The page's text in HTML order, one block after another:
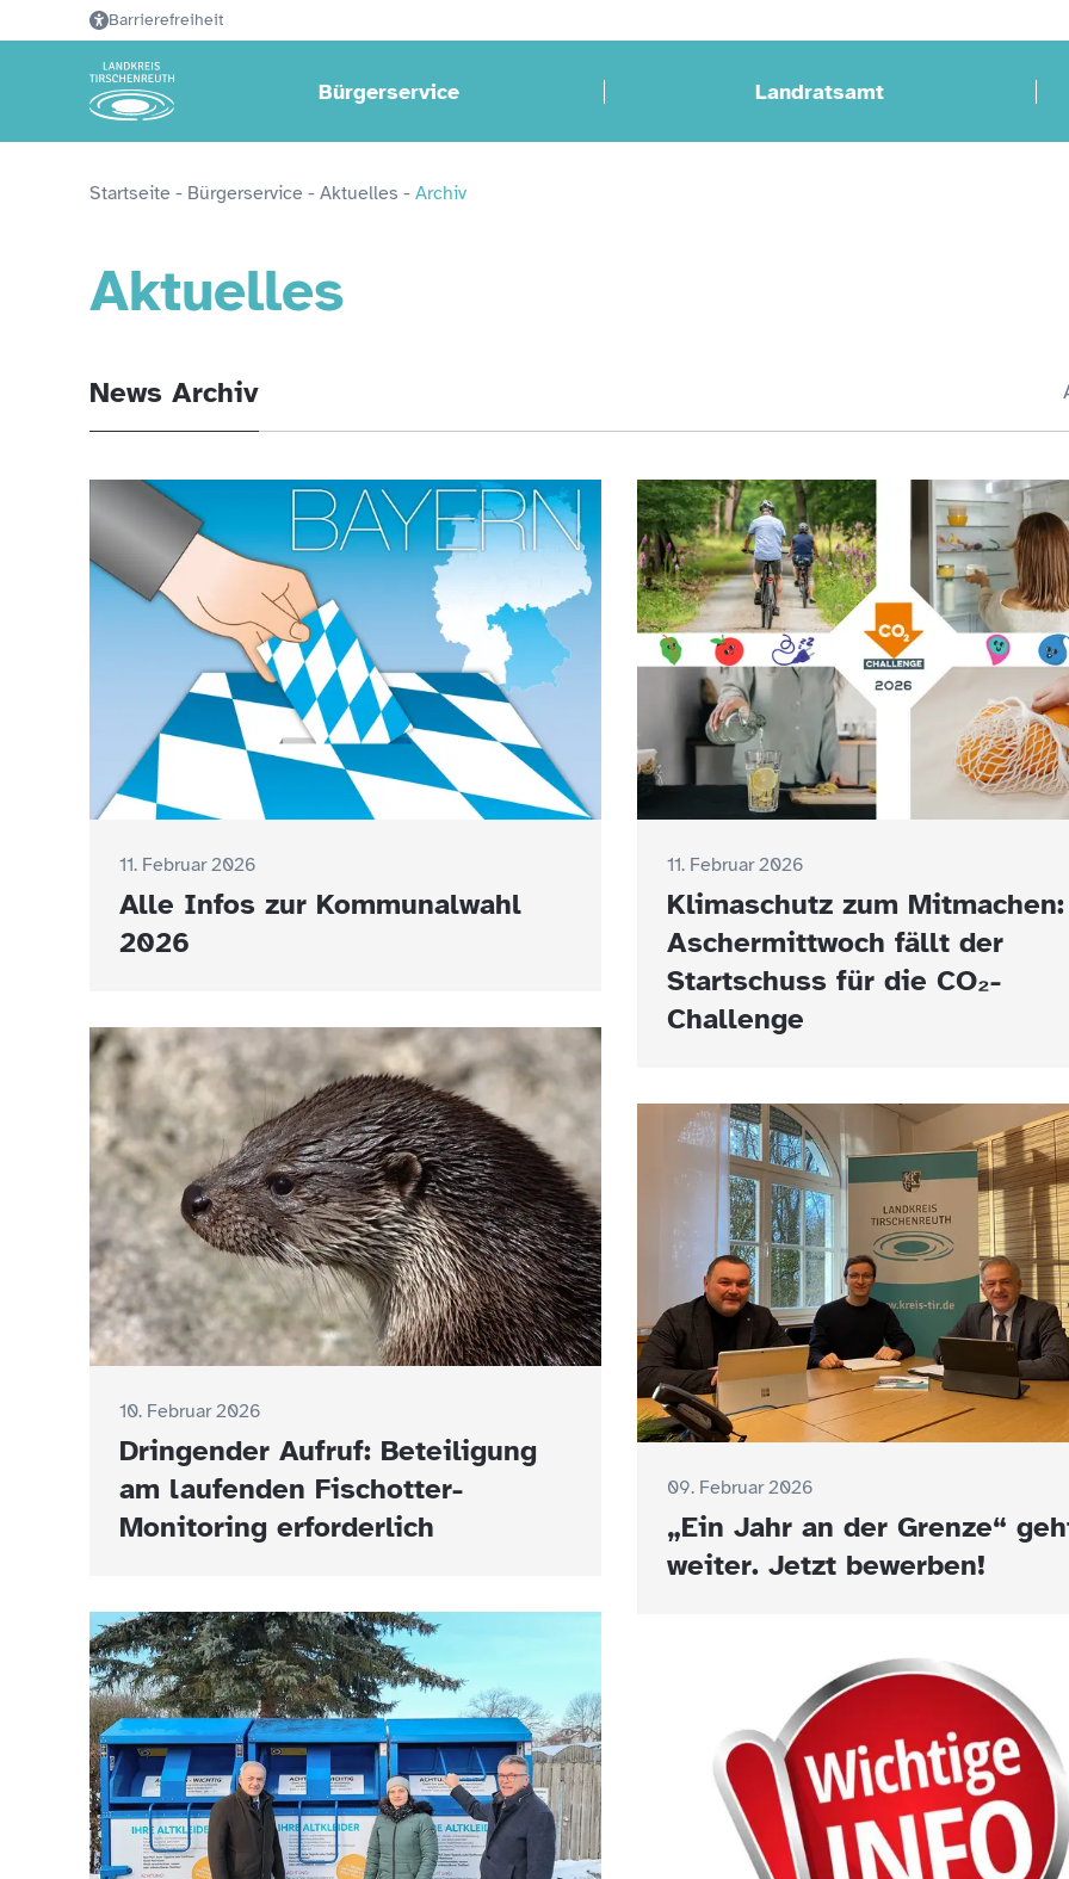
Barrierefreiheit
Bürgerservice Landratsamt
Startseite - Bürgerservice - Aktuelles - Archiv
Aktuelles
News Archiv
11. Februar 2026
Alle Infos zur Kommunalwahl
2026
11. Februar 2026
Klimaschutz zum
Aschermittwoch fällt der
Startschuss für die CO₂-
Challenge
10. Februar 2026
Dringender Aufruf: Beteiligung
am laufenden Fischotter-
Monitoring erforderlich
09. Februar 2026
„Ein Jahr an der Grenze“
weiter. Jetzt bewerben!